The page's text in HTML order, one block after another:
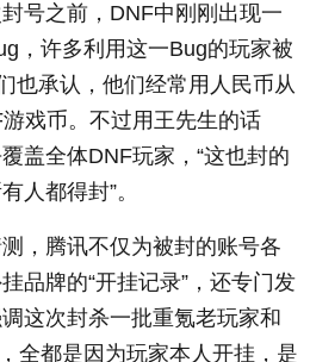
号之前，DNF中刚刚出现一
，许多利用这一Bug的玩家被
也承认，他们经常用人民币从
戏币。不过用王先生的话
盖全体DNF玩家，“这也封的
人都得封”。
，腾讯不仅为被封的账号各
品牌的“开挂记录”，还专门发
这次封杀一批重氪老玩家和
全都是因为玩家本人开挂，是